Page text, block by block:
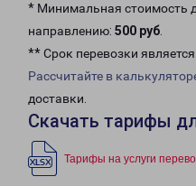
* Минимальная стоимость
направлению: 500 руб.
** Срок перевозки является
Рассчитайте в
доставки.
Скачать тарифы
Тарифы на услуги